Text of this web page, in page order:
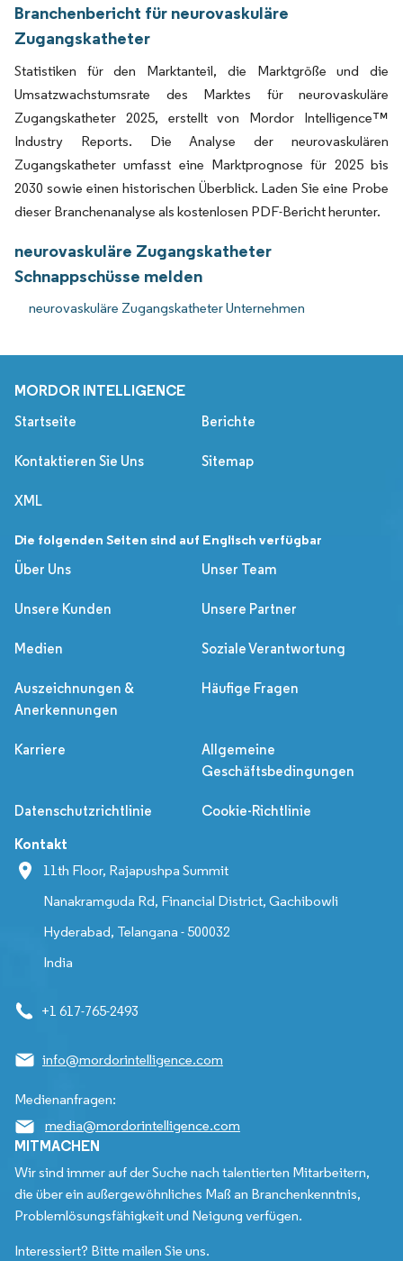
Branchenbericht für neurovaskuläre
Zugangskatheter
Statistiken für den Marktanteil, die Marktgröße und die
Umsatzwachstumsrate des Marktes für neurovaskuläre
Zugangskatheter 2025, erstellt von Mordor Intelligence™
Industry Reports. Die Analyse der neurovaskulären
Zugangskatheter umfasst eine Marktprognose für 2025 bis
2030 sowie einen historischen Überblick. Laden Sie eine Probe
dieser Branchenanalyse als kostenlosen PDF-Bericht herunter.
neurovaskuläre Zugangskatheter
Schnappschüsse melden
neurovaskuläre Zugangskatheter Unternehmen
MORDOR INTELLIGENCE
Startseite Berichte
Kontaktieren Sie Uns Sitemap
XML
Die folgenden Seiten sind auf Englisch verfügbar
Über Uns
Unser Team
Unsere Kunden Unsere Partner
Medien Soziale Verantwortung
Auszeichnungen &
Anerkennungen
Häufige Fragen
Karriere
Allgemeine
Geschäftsbedingungen
Datenschutzrichtlinie Cookie-Richtlinie
Kontakt
11th Floor, Rajapushpa Summit
Nanakramguda Rd, Financial District, Gachibowli
Hyderabad, Telangana - 500032
India
+1 617-765-2493
info@mordorintelligence.com
Medienanfragen:
media@mordorintelligence.com
MITMACHEN
Wir sind immer auf der Suche nach talentierten Mitarbeitern,
die über ein außergewöhnliches Maß an Branchenkenntnis,
Problemlösungsfähigkeit und Neigung verfügen.
Interessiert? Bitte mailen Sie uns.